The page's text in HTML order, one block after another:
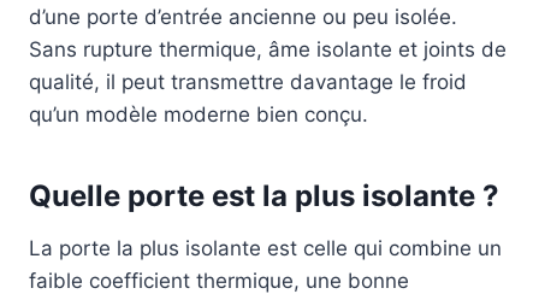
d’une porte d’entrée ancienne ou peu isolée.
Sans rupture thermique, âme isolante et joints de
qualité, il peut transmettre davantage le froid
qu’un modèle moderne bien conçu.
Quelle porte est la plus isolante ?
La porte la plus isolante est celle qui combine un
faible coefficient thermique, une bonne